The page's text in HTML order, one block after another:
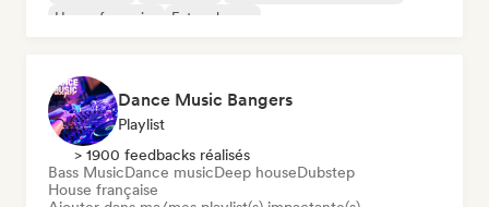
House française
Future house
Dance Music Bangers
Playlist
> 1900 feedbacks réalisés
Bass MusicDance musicDeep houseDubstep
House française